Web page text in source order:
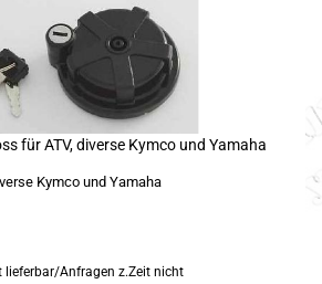
für ATV, diverse Kymco und Yamaha
Kymco und Yamaha
z.Zeit nicht